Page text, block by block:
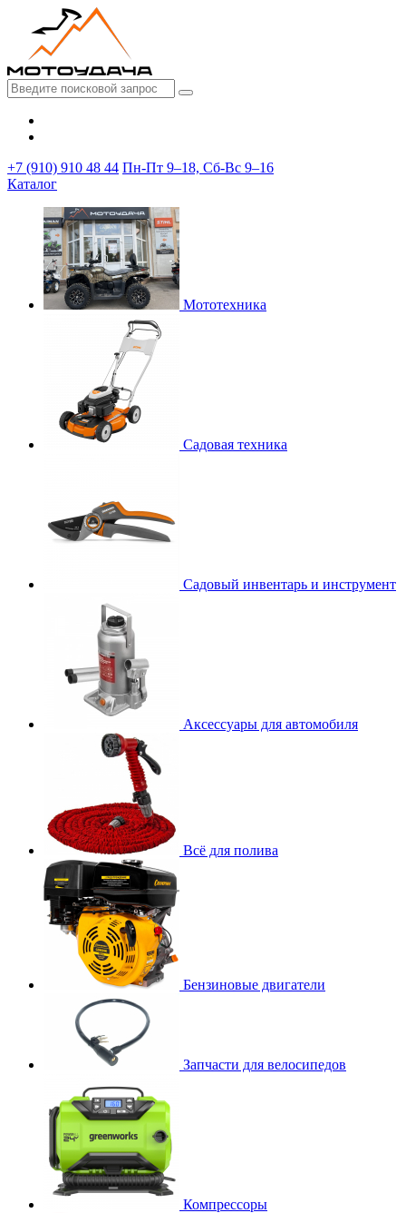
+7 (910) 910 48 44 Пн-Пт 9–18, Сб-Вс 9–16
Каталог
Мототехника
Садовая техника
Садовый инвентарь и инструмент
Аксессуары для автомобиля
Всё для полива
Бензиновые двигатели
Запчасти для велосипедов
Компрессоры